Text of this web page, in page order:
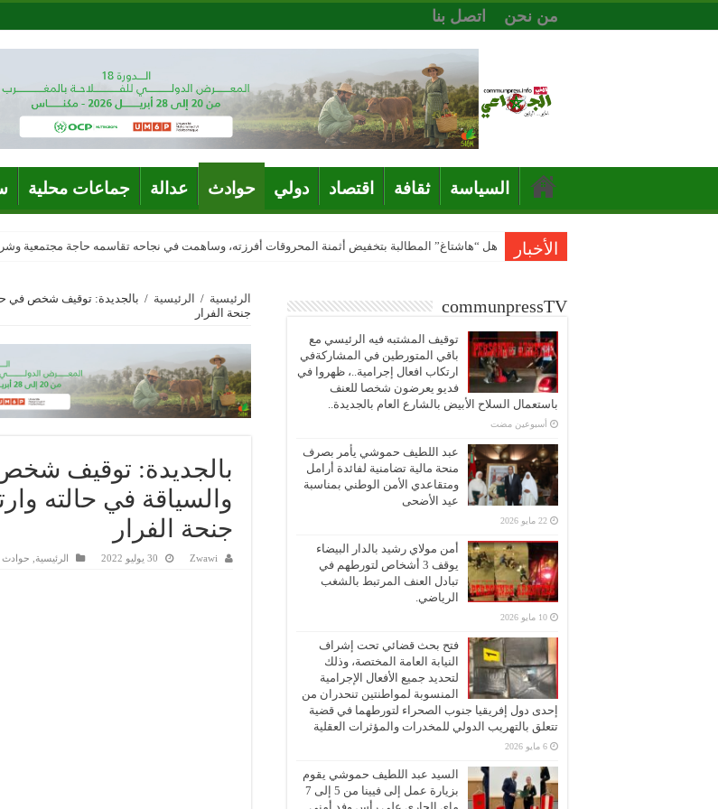
من نحن اتصل بنا
السياسة ثقافة اقتصاد دولي حوادث عدالة جماعات محلية
الأخبار هل “هاشتاغ” المطالبة بتخفيض أثمنة المحروقات أفرزته، وساهمت في نجاحه تقاسمه حاجة مجتمعية
الرئيسية / الرئيسية / بالجديدة: توقيف شخص في
جنحة الفرار
بالجديدة: توقيف
والسياقة في حالته
جنحة الفرار
Zwawi 30 يوليو 2022 الرئيسية حوادث
communpressTV
توقيف المشتبه فيه الرئيسي مع
باقي المتورطين في المشاركةفي
ارتكاب افعال إجرامية..، ظهروا في
فديو يعرضون شخصا للعنف
باستعمال السلاح الأبيض بالشارع العام بالجديدة..
‏أسبوعين مضت
عبد اللطيف حموشي يأمر بصرف
منحة مالية تضامنية لفائدة أرامل
ومتقاعدي الأمن الوطني بمناسبة
عيد الأضحى
22 مايو 2026
أمن مولاي رشيد بالدار البيضاء
يوقف 3 أشخاص لتورطهم في
تبادل العنف المرتبط بالشغب
الرياضي.
10 مايو 2026
فتح بحث قضائي تحت إشراف
النيابة العامة المختصة، وذلك
لتحديد جميع الأفعال الإجرامية
المنسوبة لمواطنتين تنحدران من
إحدى دول إفريقيا جنوب الصحراء لتورطهما في قضية
تتعلق بالتهريب الدولي للمخدرات والمؤثرات العقلية
6 مايو 2026
السيد عبد اللطيف حموشي يقوم
بزيارة عمل إلى فيينا من 5 إلى 7